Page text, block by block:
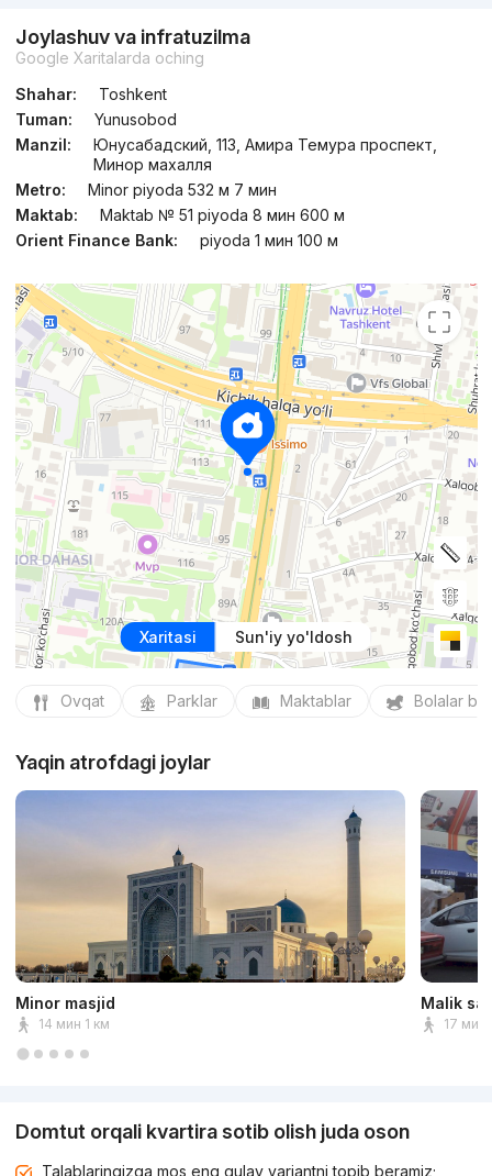
Joylashuv va infratuzilma
Google Xaritalarda oching
Shahar:
Toshkent
Tuman:
Yunusobod
Manzil:
Юнусабадский, 113, Амира Темура проспект,
Минор махалля
Metro:
Minor piyoda 532 м 7 мин
Maktab:
Maktab № 51 piyoda 8 мин 600 м
Orient Finance Bank:
piyoda 1 мин 100 м
Xaritasi Sun'iy yo'ldosh
Ovqat Parklar Maktablar Bolalar
Yaqin atrofdagi joylar
Minor masjid
14 мин 1 км
Malik
17 мин
Domtut orqali kvartira sotib olish juda oson
Talablaringizga mos eng qulay variantni topib beramiz;